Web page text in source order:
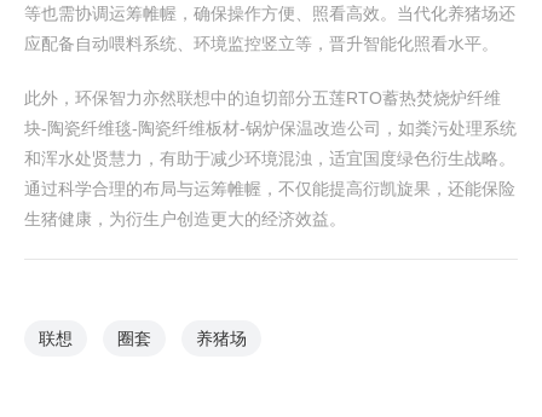
等也需协调运筹帷幄，确保操作方便、照看高效。当代化养猪场还
应配备自动喂料系统、环境监控竖立等，晋升智能化照看水平。
此外，环保智力亦然联想中的迫切部分五莲RTO蓄热焚烧炉纤维
块-陶瓷纤维毯-陶瓷纤维板材-锅炉保温改造公司，如粪污处理系统
和浑水处贤慧力，有助于减少环境混浊，适宜国度绿色衍生战略。
通过科学合理的布局与运筹帷幄，不仅能提高衍凯旋果，还能保险
生猪健康，为衍生户创造更大的经济效益。
联想 圈套 养猪场